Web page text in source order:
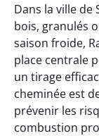
Dans la ville de
bois, granulés
saison froide,
place centrale
un tirage
cheminée est
prévenir les
combustion